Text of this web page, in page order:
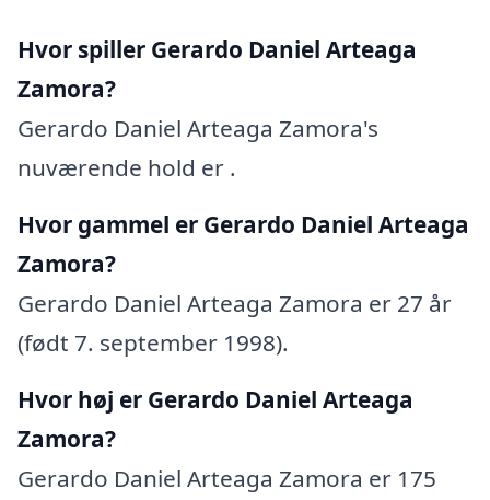
Hvor spiller Gerardo Daniel Arteaga
Zamora?
Gerardo Daniel Arteaga Zamora's
nuværende hold er .
Hvor gammel er Gerardo Daniel Arteaga
Zamora?
Gerardo Daniel Arteaga Zamora er 27 år
(født 7. september 1998).
Hvor høj er Gerardo Daniel Arteaga
Zamora?
Gerardo Daniel Arteaga Zamora er 175